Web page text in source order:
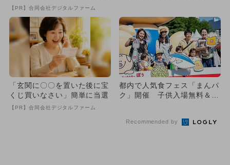
法とは
【PR】合同会社デジタルファーム
「玄関に〇〇を置いた後に宝
くじ買いなさい」簡単に当選
【PR】合同会社デジタルファーム
都内で人気食フェス「まんパ
ク」開催 子供入場無料＆遊
Recommended by